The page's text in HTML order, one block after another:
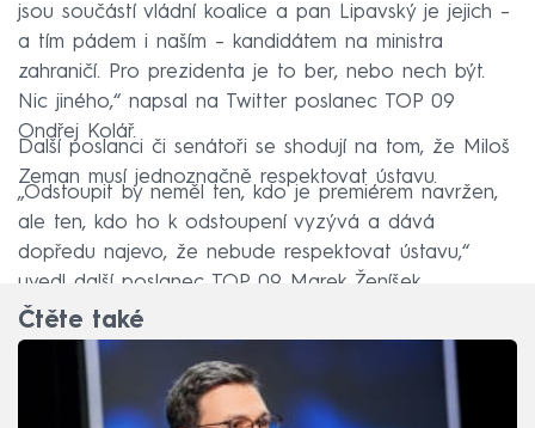
jsou součástí vládní koalice a pan Lipavský je jejich –
a tím pádem i naším – kandidátem na ministra
zahraničí. Pro prezidenta je to ber, nebo nech být.
Nic jiného,“ napsal na Twitter poslanec TOP 09
Ondřej Kolář.
Další poslanci či senátoři se shodují na tom, že Miloš
Zeman musí jednoznačně respektovat ústavu.
„Odstoupit by neměl ten, kdo je premiérem navržen,
ale ten, kdo ho k odstoupení vyzývá a dává
dopředu najevo, že nebude respektovat ústavu,“
uvedl další poslanec TOP 09 Marek Ženíšek.
Čtěte také